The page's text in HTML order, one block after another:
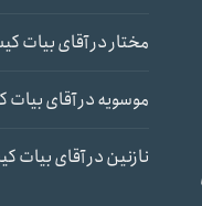
مختاردرآقای بیات
موسویهدرآقای بیات
نازنیندرآقای بیات